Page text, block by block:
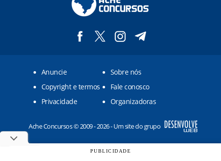
Gabriel Monteiro/SP
Getulina/SP
Guaiçara/SP
Anuncie
Sobre nós
Copyright e termos
Fale conosco
Privacidade
Organizadoras
Ache Concursos © 2009 - 2026 - Um site do grupo
PUBLICIDADE